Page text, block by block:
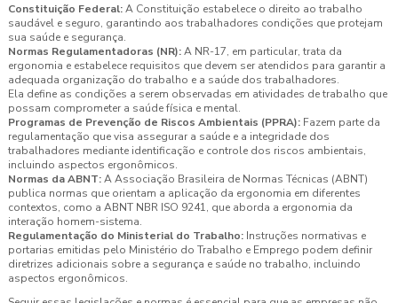
Constituição Federal:A Constituição estabelece o direito ao trabalho
saudável e seguro, garantindo aos trabalhadores condições que protejam
sua saúde e segurança.
Normas Regulamentadoras (NR):A NR-17, em particular, trata da
ergonomia e estabelece requisitos que devem ser atendidos para garantir a
adequada organização do trabalho e a saúde dos trabalhadores.
Ela define as condições a serem observadas em atividades de trabalho que
possam comprometer a saúde física e mental.
Programas de Prevenção de Riscos Ambientais (PPRA): Fazem parte da
regulamentação que visa assegurar a saúde e a integridade dos
trabalhadores mediante identificação e controle dos riscos ambientais,
incluindo aspectos ergonômicos.
Normas da ABNT:A Associação Brasileira de Normas Técnicas (ABNT)
publica normas que orientam a aplicação da ergonomia em diferentes
contextos, como a ABNT NBR ISO 9241, que aborda a ergonomia da
interação homem-sistema.
Regulamentação do Ministerial do Trabalho: Instruções normativas e
portarias emitidas pelo Ministério do Trabalho e Emprego podem definir
diretrizes adicionais sobre a segurança e saúde no trabalho, incluindo
aspectos ergonômicos.